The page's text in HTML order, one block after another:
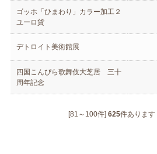
ゴッホ「ひまわり」カラー加工２
ユーロ貨
デトロイト美術館展
四国こんぴら歌舞伎大芝居 三十
周年記念
[81～100件] 625件あります